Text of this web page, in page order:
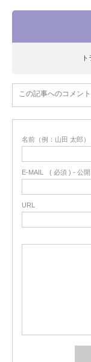
この記事へのコメン
名前（例：山田 太郎）
E-MAIL ( 必須 ) - 公
URL